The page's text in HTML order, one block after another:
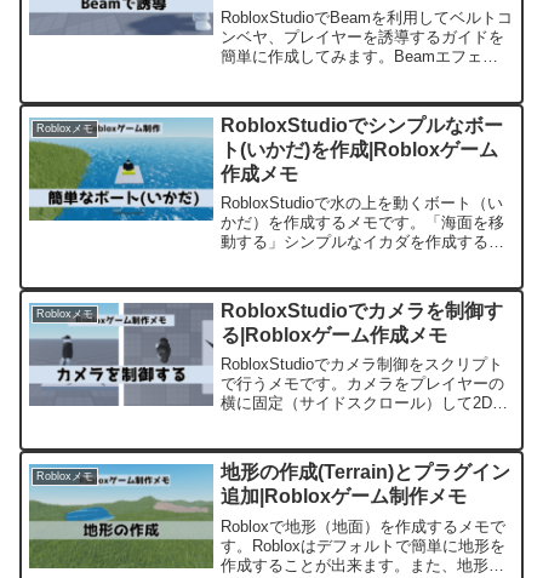
RobloxStudioでBeamを利用してベルトコ
ンベヤ、プレイヤーを誘導するガイドを
簡単に作成してみます。Beamエフェク
Robloxメモ
RobloxStudioでシンプルなボー
ト(いかだ)を作成|Robloxゲーム
作成メモ
RobloxStudioで水の上を動くボート（い
かだ）を作成するメモです。「海面を移
動する」シンプルなイカダを作成するこ
Robloxメモ
RobloxStudioでカメラを制御す
る|Robloxゲーム作成メモ
RobloxStudioでカメラ制御をスクリプト
で行うメモです。カメラをプレイヤーの
横に固定（サイドスクロール）して2Dぽ
単に実装することが出来ます。
Robloxメモ
地形の作成(Terrain)とプラグイン
追加|Robloxゲーム制作メモ
Robloxで地形（地面）を作成するメモで
す。Robloxはデフォルトで簡単に地形を
作成することが出来ます。また、地形作